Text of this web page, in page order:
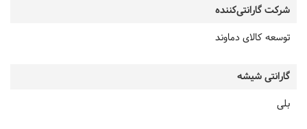
شرکت گارانتی‌کننده
توسعه کالای دماوند
گارانتی شیشه
بلی